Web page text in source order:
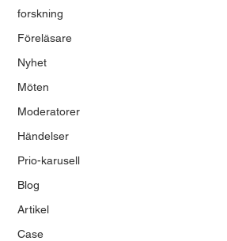
forskning
Föreläsare
Nyhet
Möten
Moderatorer
Händelser
Prio-karusell
Blog
Artikel
Case